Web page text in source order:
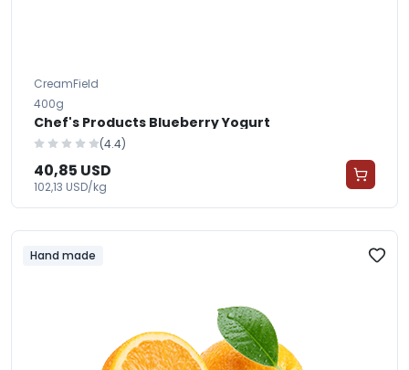
CreamField
400g
Chef's Products Blueberry Yogurt
(4.4)
40,85 USD
102,13 USD/kg
Hand made